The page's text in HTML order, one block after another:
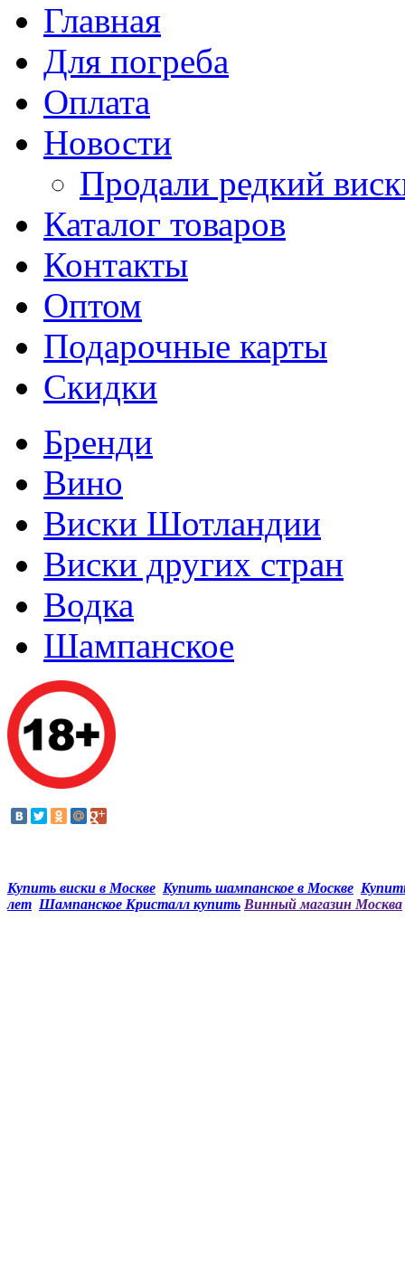
Главная
Для погреба
Оплата
Новости
Продали редкий
Каталог товаров
Контакты
Оптом
Подарочные карты
Скидки
Бренди
Вино
Виски Шотландии
Виски других стран
Водка
Шампанское
Купить виски в Москве Купить шампанское в Москве
лет Шампанское Кристалл купить Винный магазин Москва